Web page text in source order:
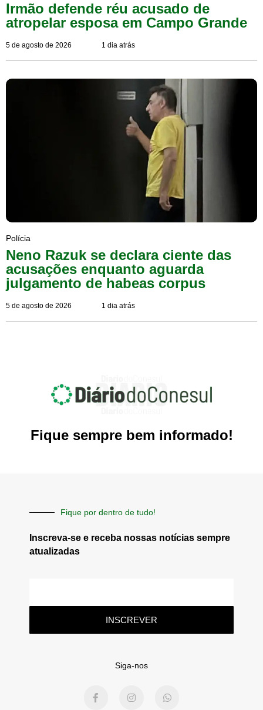
Irmão defende réu acusado de
atropelar esposa em Campo Grande
5 de agosto de 2026 1 dia atrás
Polícia
Neno Razuk se declara ciente das
acusações enquanto aguarda
julgamento de habeas corpus
5 de agosto de 2026 1 dia atrás
Fique sempre bem informado!
Fique por dentro de tudo!
Inscreva-se e receba nossas notícias sempre
atualizadas
INSCREVER
Siga-nos
a
n
h